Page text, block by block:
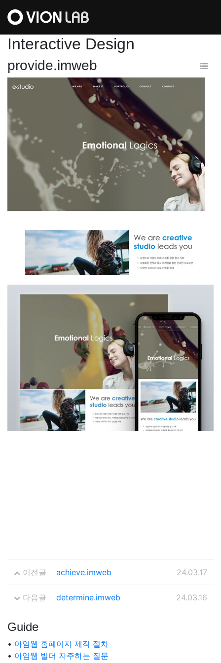
Interactive Design
provide.imweb
이전글 achieve.imweb 24.03.17
다음글 determine.imweb 24.03.16
Guide
• 아임웹 홈페이지 제작 절차
• 아임웹 빌더 자주하는 질문